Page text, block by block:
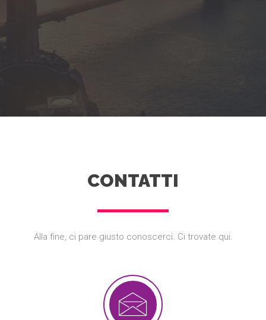
CONTATTI
Alla fine, ci pare giusto conoscerci. Ci trovate qui.